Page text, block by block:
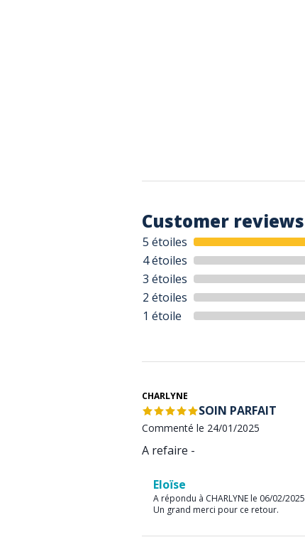
Customer reviews
5 étoiles
4 étoiles
3 étoiles
2 étoiles
1 étoile
CHARLYNE
SOIN PARFAIT
Commenté le 24/01/2025
A refaire -
Eloïse
A répondu à CHARLYNE le 06/02/2025
Un grand merci pour ce retour.